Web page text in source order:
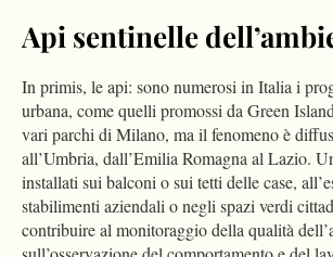
Api sentinelle
In primis, le api: sono numerosi in Italia i
urbana, come quelli promossi daGreen
vari parchi di Milano, ma il fenomeno è
all’Umbria, dall’Emilia Romagna al Lazio.
installati sui balconi o sui tetti delle case,
stabilimenti aziendali o negli spazi verdi
contribuire al monitoraggio della qualità